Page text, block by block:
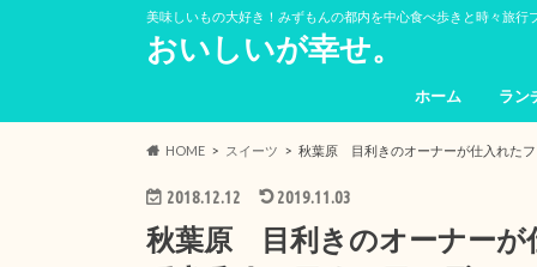
美味しいもの大好き！みずもんの都内を中心食べ歩きと時々旅
おいしいが幸せ。
ホーム ラン
HOME スイーツ 秋葉原 目利きのオーナーが仕入れた
2018.12.12 2019.11.03
秋葉原 目利きのオーナーが